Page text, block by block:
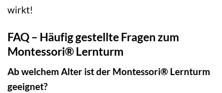
wirkt!
FAQ – Häufig gestellte Fragen zum
Montessori® Lernturm
Ab welchem Alter ist der Montessori® Lernturm
geeignet?